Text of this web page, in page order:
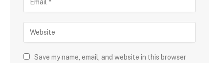
Save my name, email, and website in this browser